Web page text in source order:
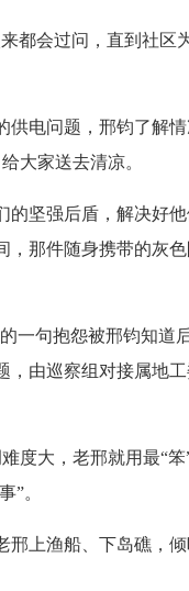
会过问，直到社区
问题，邢钧了解情
大家送去清凉。
坚强后盾，解决好他
那件随身携带的灰
句抱怨被邢钧知道
由巡察组对接属地
度大，老邢就用最“
”。
上渔船、下岛礁，